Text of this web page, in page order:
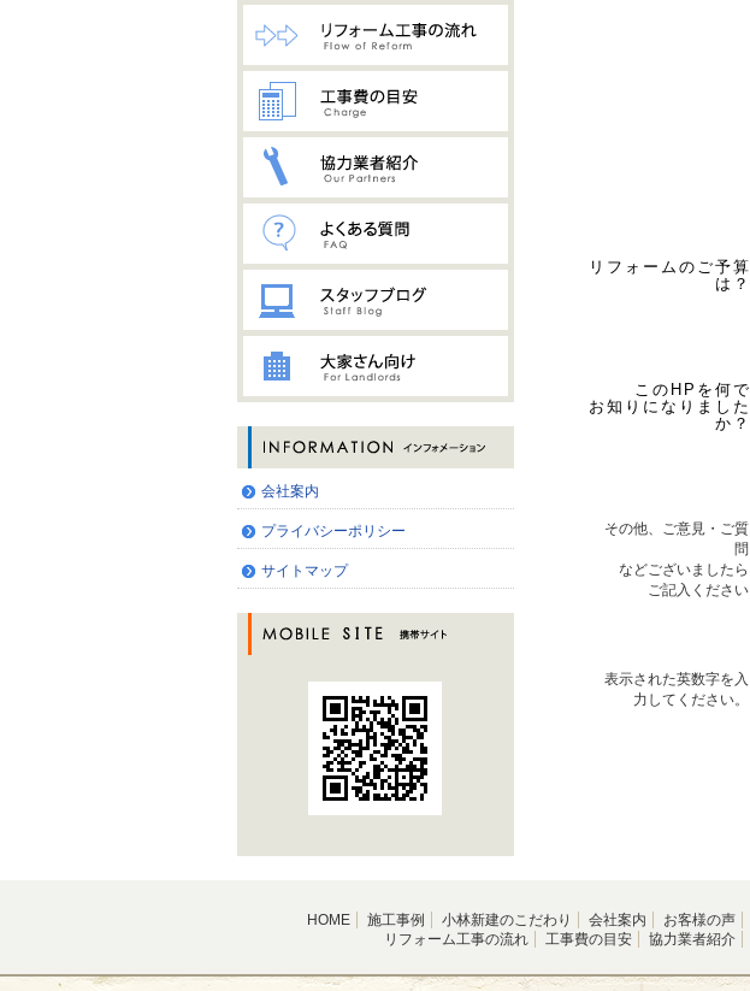
リフォームのご予算
は？
このHPを何で
お知りになりました
か？
その他、ご意見・ご質
問
などございましたら
ご記入ください
表示された英数字を入
力してください。
会社案内
プライバシーポリシー
サイトマップ
HOME 施工事例 小林新建のこだわり 会社案内 お客様の声
リフォーム工事の流れ
工事費の目安 協力業者紹介